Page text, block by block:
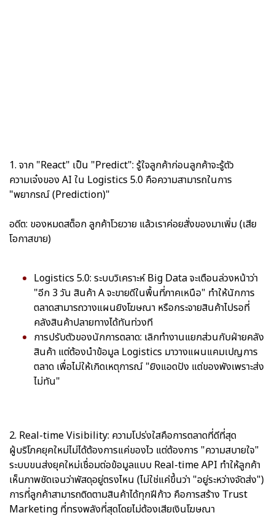
1. จาก "React" เป็น "Predict": รู้ใจลูกค้าก่อนลูกค้าจะรู้ตัว
ความเจ๋งของ AI ใน Logistics 5.0 คือความสามารถในการ
"พยากรณ์ (Prediction)"
อดีต: ของหมดสต็อก ลูกค้าโวยวาย แล้วเราค่อยสั่งของมาเพิ่ม (เสีย
โอกาสขาย)
Logistics 5.0: ระบบวิเคราะห์ Big Data จะเตือนล่วงหน้าว่า
"อีก 3 วัน สินค้า A จะขายดีในพื้นที่ภาคเหนือ" ทำให้นักการ
ตลาดสามารถวางแผนยิงโฆษณา หรือกระจายสินค้าไปรอที่
คลังสินค้าปลายทางได้ทันท่วงที
การปรับตัวของนักการตลาด: เลิกทำงานแยกส่วนกับฝ่ายคลัง
สินค้า แต่ต้องนำข้อมูล Logistics มาวางแผนแคมเปญการ
ตลาด เพื่อไม่ให้เกิดเหตุการณ์ "ยิงแอดปัง แต่ของพังเพราะส่ง
ไม่ทัน"
2. Real-time Visibility: ความโปร่งใสคือการตลาดที่ดีที่สุด
ผู้บริโภคยุคใหม่ไม่ได้ต้องการแค่ของไว แต่ต้องการ "ความสบายใจ"
ระบบขนส่งยุคใหม่เชื่อมต่อข้อมูลแบบ Real-time API ทำให้ลูกค้า
เห็นภาพชัดเจนว่าพัสดุอยู่ตรงไหน (ไม่ใช่แค่ขึ้นว่า "อยู่ระหว่างจัดส่ง")
การที่ลูกค้าสามารถติดตามสินค้าได้ทุกฝีก้าว คือการสร้าง Trust
Marketing ที่ทรงพลังที่สุดโดยไม่ต้องเสียเงินโฆษณา